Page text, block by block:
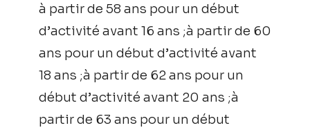
à partir de 58 ans pour un début
d’activité avant 16 ans ;à partir de 60
ans pour un début d’activité avant
18 ans ;à partir de 62 ans pour un
début d’activité avant 20 ans ;à
partir de 63 ans pour un début